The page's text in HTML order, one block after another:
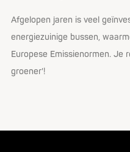
Afgelopen jaren is veel
energiezuinige bussen,
Europese Emissienormen.
groener'!